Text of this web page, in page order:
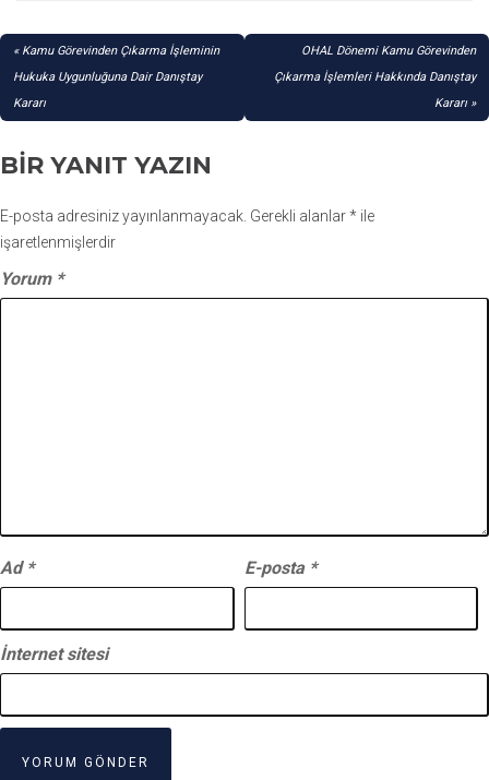
YAZI
GEZINMESI
Kamu Görevinden Çıkarma İşleminin
Hukuka Uygunluğuna Dair Danıştay
Kararı
OHAL Dönemi Kamu Görevinden
Çıkarma İşlemleri Hakkında Danıştay
Kararı
BIR YANIT YAZIN
E-posta adresiniz yayınlanmayacak. Gerekli alanlar* ile
işaretlenmişlerdir
Yorum *
Ad * E-posta *
İnternet sitesi